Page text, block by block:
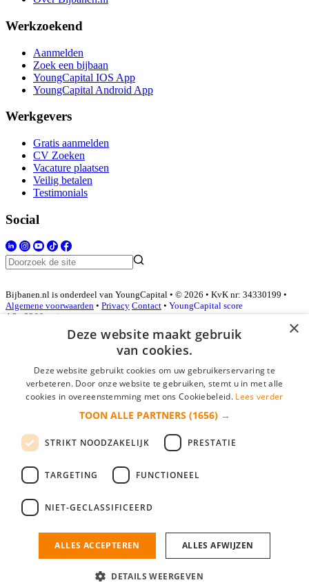
Werkzoekend
Aanmelden
Zoek een bijbaan
YoungCapital IOS App
YoungCapital Android App
Werkgevers
Gratis aanmelden
CV Zoeken
Vacature plaatsen
Veilig betalen
Testimonials
Social
Bijbanen.nl is onderdeel van YoungCapital • © 2026 • KvK nr: 34330199 •
Algemene voorwaarden • Privacy Contact • YoungCapital score
4.3 - 3366 reviews
Inloggen als bedrijf
*
login gegevens onthouden
login
Bedrijf aanmelden
nieuwe collega/werknemer zo gevonden!
×
Deze website maakt gebruik
van cookies.
Deze website gebruikt cookies om uw gebruikerservaring te
verbeteren. Door onze website te gebruiken, stemt u in met alle
cookies in overeenstemming met ons Cookiebeleid. Lees verder
TOON ALLE PARTNERS (1656) →
STRIKT NOODZAKELIJK PRESTATIE
TARGETING FUNCTIONEEL
NIET-GECLASSIFICEERD
ALLES ACCEPTEREN ALLES AFWIJZEN
DETAILS WEERGEVEN